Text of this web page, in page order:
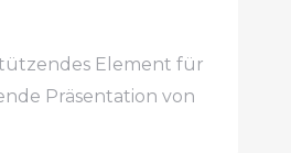
Element für
Präsentation von